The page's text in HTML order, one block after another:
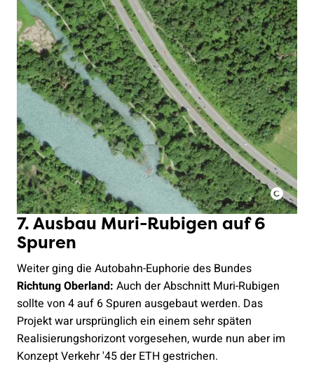
7. Ausbau Muri-Rubigen auf 6
Spuren
Weiter ging die Autobahn-Euphorie des Bundes
Richtung Oberland: Auch der Abschnitt Muri-Rubigen
sollte von 4 auf 6 Spuren ausgebaut werden. Das
Projekt war ursprünglich ein einem sehr späten
Realisierungshorizont vorgesehen, wurde nun aber im
Konzept Verkehr '45 der ETH gestrichen.